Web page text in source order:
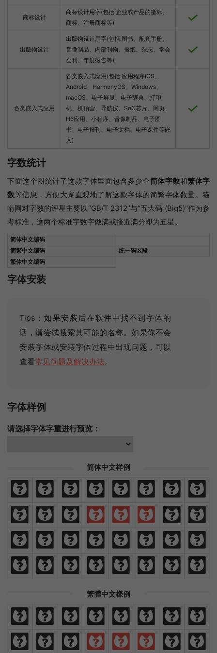
商标设计
商标设计用字(包括:企业或产品的徽标、
商标、注册商标等)
出版物设计
出版物设计用字(包括:图书、配套手册、
音像制品、内部刊物、报纸、杂志、学会
会刊、年度报告等)
各类嵌入式应用
各类嵌入式应用(包括:应用程序iOS、
Android、HarmonyOS、Windows、
macOS、电子屏显、电子辞典、打印
机、机顶盒、导航仪、SoC芯片、网页、
H5应用、小程序、音像制品、电子图
书、电子报刊、电子文档、电子课件等嵌
入)
字数统计
下面这个图统计了这款字体里面包含多少个简体字数和繁体字
数等信息，方便大家直观地了解这款字体的简繁字体数量。猫
啃网对字数的评星主要以“GB/T 2312”与“五大码 (Big5)"作为参
考标准，这两个标准字数字做满或接近满分即为五星。
简体中文编码
简繁中文编码
统一码区段
繁体中文编码
字体安装
Tips：如果安装后在软件中找不到字体的
话，请尝试搜索其可能的名称。如果你不会
安装字体或安装字体过程中出现问题，可以
查看常见问题及解决办法。
字体样例
请选择字体字重进行预览：
简体中文样例
免 费 商
商 业
业 汉 语 字
字 体
体
欢 迎 来 猫 啃 网 设 计
热 爱 与 执 着 时 间 里
闪 烁 灿
灿 烂
烂 鲜 艳 绚
绚 丽
丽
繁體中文樣例
免 費 商 業 漢 語 字 體
歡 迎 來 貓 啃 網 設 計